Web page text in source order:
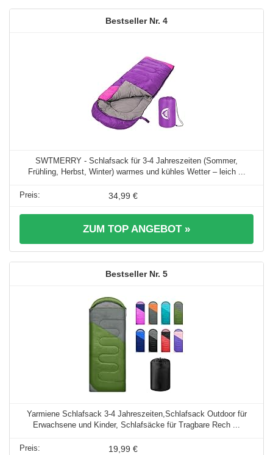
4
SWTMERRY - Schlafsack für 3-4 Jahreszeiten (Sommer,
Frühling, Herbst, Winter) warmes und kühles Wetter – leich ...
34,99 €
ZUM TOP ANGEBOT »
5
Yarmiene Schlafsack 3-4 Jahreszeiten,Schlafsack Outdoor für
Erwachsene und Kinder, Schlafsäcke für Tragbare Rech ...
19,99 €